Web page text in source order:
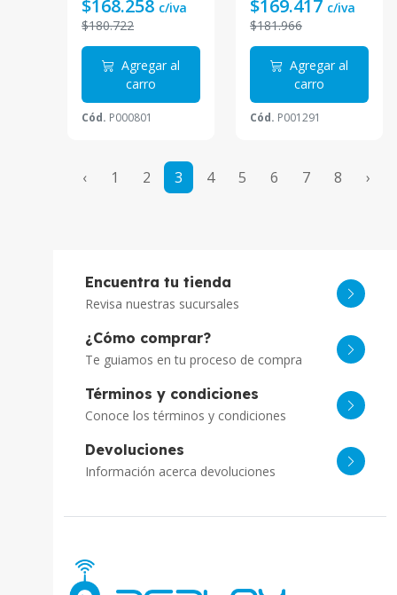
$168.258 c/iva
$180.722
Agregar al
carro
Cód. P000801
soprota IA.
$169.417 c/iva
$181.966
Agregar al
carro
Cód. P001291
‹ 1 2 3 4 5 6 7 8 ›
Encuentra tu tienda
Revisa nuestras sucursales
¿Cómo comprar?
Te guiamos en tu proceso de compra
Términos y condiciones
Conoce los términos y condiciones
Devoluciones
Información acerca devoluciones